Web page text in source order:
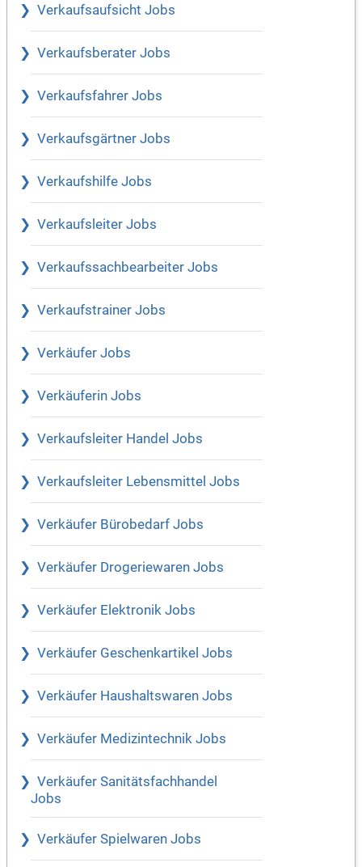
Verkaufsaufsicht Jobs
Verkaufsberater Jobs
Verkaufsfahrer Jobs
Verkaufsgärtner Jobs
Verkaufshilfe Jobs
Verkaufsleiter Jobs
Verkaufssachbearbeiter Jobs
Verkaufstrainer Jobs
Verkäufer Jobs
Verkäuferin Jobs
Verkaufsleiter Handel Jobs
Verkaufsleiter Lebensmittel Jobs
Verkäufer Bürobedarf Jobs
Verkäufer Drogeriewaren Jobs
Verkäufer Elektronik Jobs
Verkäufer Geschenkartikel Jobs
Verkäufer Haushaltswaren Jobs
Verkäufer Medizintechnik Jobs
Verkäufer Sanitätsfachhandel
Jobs
Verkäufer Spielwaren Jobs